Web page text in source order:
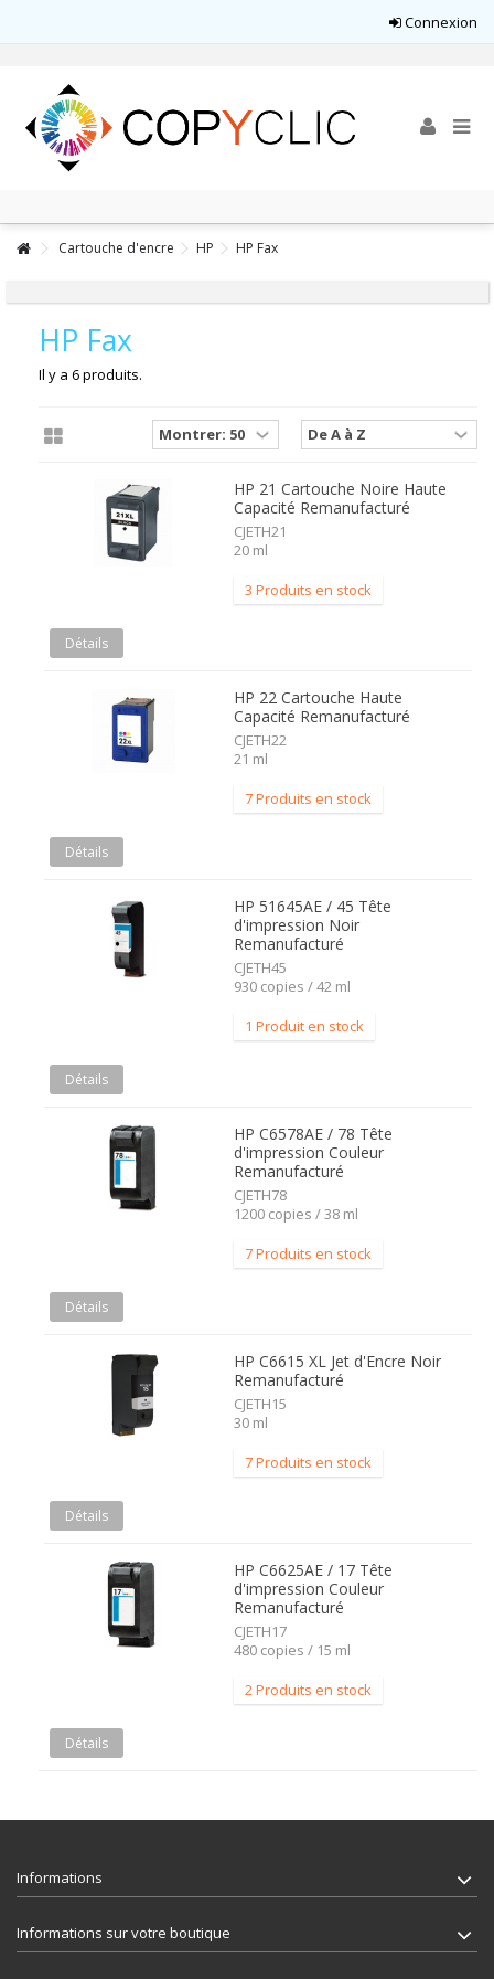
Connexion
Cartouche d'encre HP HP Fax
HP Fax
Il y a 6 produits.
HP 21 Cartouche Noire Haute
Capacité Remanufacturé
CJETH21
20 ml
3 Produits en stock
Détails
HP 22 Cartouche Haute
Capacité Remanufacturé
CJETH22
21 ml
7 Produits en stock
Détails
HP 51645AE / 45 Tête
d'impression Noir
Remanufacturé
CJETH45
930 copies / 42 ml
1 Produit en stock
Détails
HP C6578AE / 78 Tête
d'impression Couleur
Remanufacturé
CJETH78
1200 copies / 38 ml
7 Produits en stock
Détails
HP C6615 XL Jet d'Encre Noir
Remanufacturé
CJETH15
30 ml
7 Produits en stock
Détails
HP C6625AE / 17 Tête
d'impression Couleur
Remanufacturé
CJETH17
480 copies / 15 ml
2 Produits en stock
Détails
Informations
Informations sur votre boutique